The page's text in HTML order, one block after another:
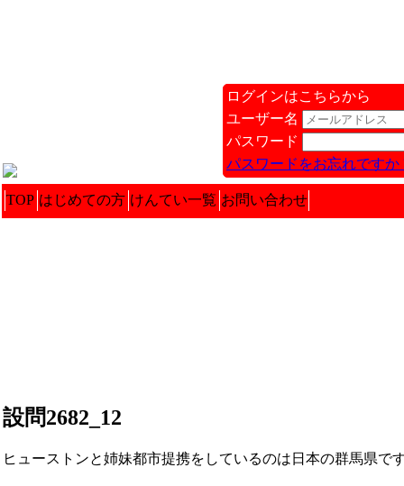
ログインはこちらから
ユーザー名
パスワード
パスワードをお忘れですか
TOP はじめての方 けんてい一覧 お問い合わせ
設問2682_12
ヒューストンと姉妹都市提携をしているのは日本の群馬県で